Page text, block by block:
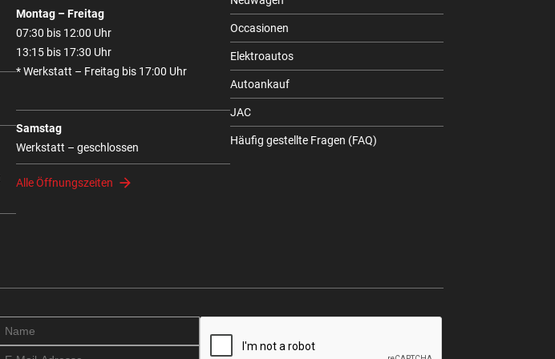
Montag – Freitag
07:30 bis 12:00 Uhr
13:15 bis 17:30 Uhr
* Werkstatt – Freitag bis 17:00 Uhr
Samstag
Werkstatt – geschlossen
Alle Öffnungszeiten
Occasionen
Elektroautos
Autoankauf
JAC
Häufig gestellte Fragen (FAQ)